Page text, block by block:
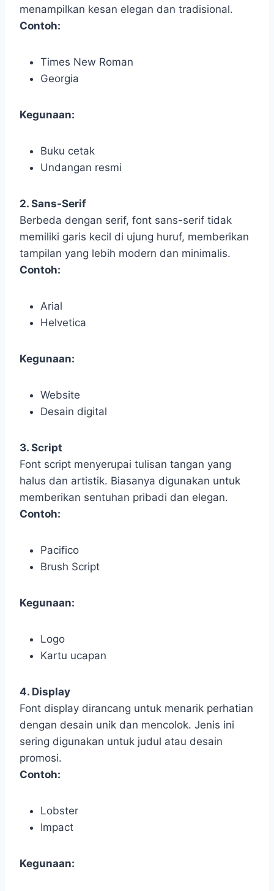
menampilkan kesan elegan dan tradisional.
Contoh:
Times New Roman
Georgia
Kegunaan:
Buku cetak
Undangan resmi
2. Sans-Serif
Berbeda dengan serif, font sans-serif tidak
memiliki garis kecil di ujung huruf, memberikan
tampilan yang lebih modern dan minimalis.
Contoh:
Arial
Helvetica
Kegunaan:
Website
Desain digital
3. Script
Font script menyerupai tulisan tangan yang
halus dan artistik. Biasanya digunakan untuk
memberikan sentuhan pribadi dan elegan.
Contoh:
Pacifico
Brush Script
Kegunaan:
Logo
Kartu ucapan
4. Display
Font display dirancang untuk menarik perhatian
dengan desain unik dan mencolok. Jenis ini
sering digunakan untuk judul atau desain
promosi.
Contoh:
Lobster
Impact
Kegunaan: